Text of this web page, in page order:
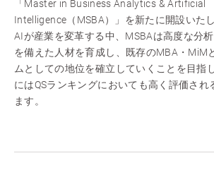
「Master in Business Analytics & Artificial
Intelligence（MSBA）」を新たに開設いた
AIが産業を変革する中、MSBAは高度な分
を備えた人材を育成し、既存のMBA・MiM
ムとしての地位を確立していくことを目指
にはQSランキングにおいても高く評価され
ます。